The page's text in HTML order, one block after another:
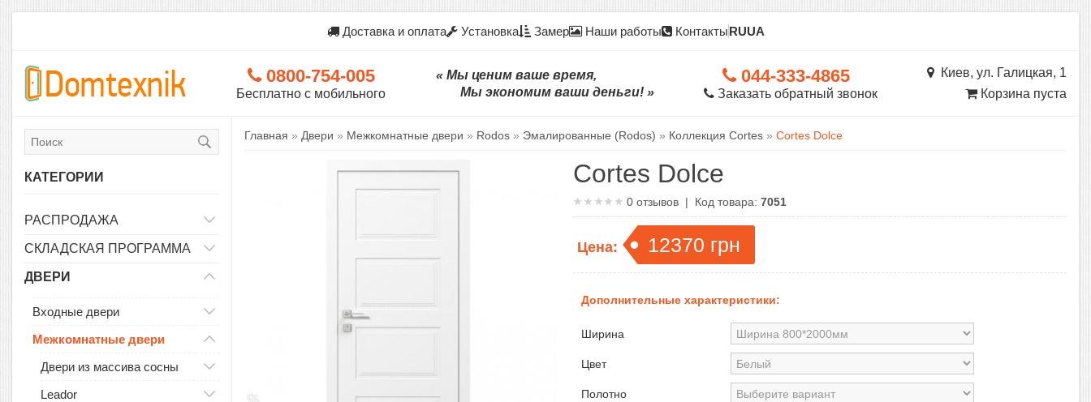
Доставка и оплата Установка Замер Наши работы КонтактыRUUA
0800-754-005
Бесплатно с мобильного
« Мы ценим ваше время,
Мы экономим ваши деньги! »
044-333-4865
Заказать обратный звонок
Киев, ул. Галицкая, 1
Корзина пуста
КАТЕГОРИИ
РАСПРОДАЖА
СКЛАДСКАЯ ПРОГРАММА
ДВЕРИ
Входные двери
Межкомнатные двери
Двери из массива сосны
Leador
Главная » Двери » Межкомнатные двери » Rodos » Эмалированные (Rodos) » Коллекция Cortes » Cortes Dolce
Cortes Dolce
0 отзывов | Код товара:7051
Цена: 12370 грн
Дополнительные характеристики:
Ширина
Цвет
Полотно